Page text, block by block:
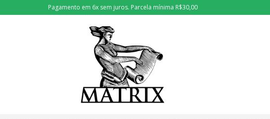
Pagamento em 6x sem juros. Parcela mínima R$30,00